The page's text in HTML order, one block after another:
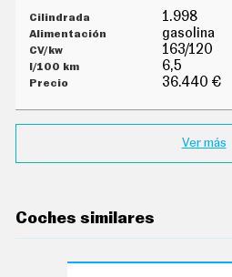
1.998
gasolina
163/120
6,5
36.440 €
Ver más
Coches similares